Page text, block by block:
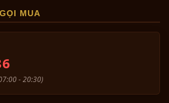
MUA
- 20:30)